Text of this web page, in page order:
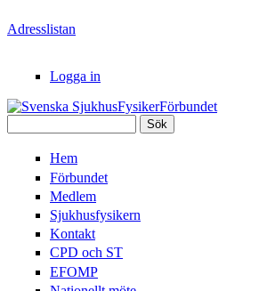
Adresslistan
Logga in
SjukhusFysikerFörbundet
Hem
Förbundet
Medlem
Sjukhusfysikern
Kontakt
CPD och ST
EFOMP